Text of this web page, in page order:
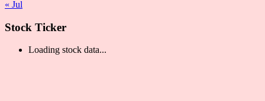
« Jul
Stock Ticker
Loading stock data...